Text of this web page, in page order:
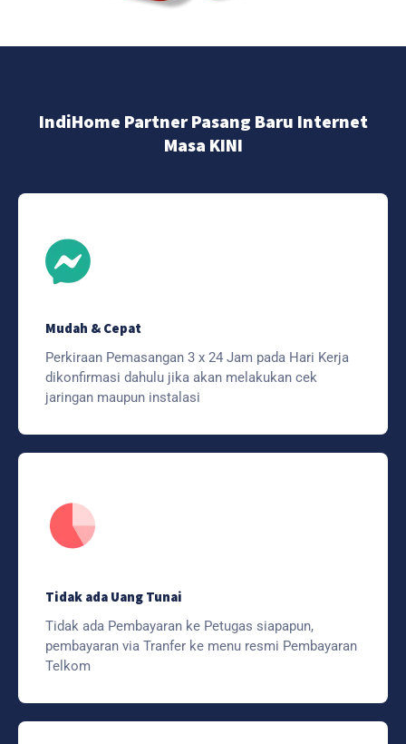
IndiHome Partner Pasang Baru Internet
Masa KINI
Mudah & Cepat
Perkiraan Pemasangan 3 x 24 Jam pada Hari Kerja
dikonfirmasi dahulu jika akan melakukan cek
jaringan maupun instalasi
Tidak ada Uang Tunai
Tidak ada Pembayaran ke Petugas siapapun,
pembayaran via Tranfer ke menu resmi Pembayaran
Telkom